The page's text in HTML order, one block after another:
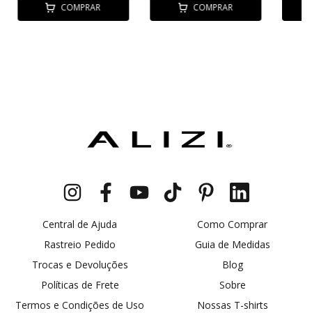
COMPRAR COMPRAR
Central de Ajuda
Rastreio Pedido
Trocas e Devoluções
Políticas de Frete
Termos e Condições de Uso
Como Comprar
Guia de Medidas
Blog
Sobre
Nossas T-shirts